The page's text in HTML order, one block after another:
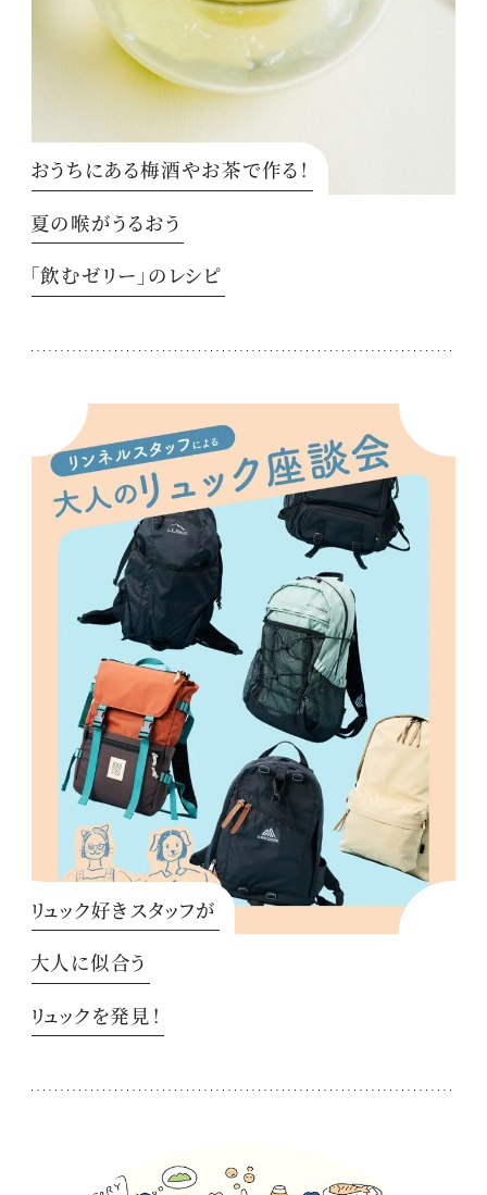
おうちにある梅酒やお茶で作る！
夏の喉がうるおう
「飲むゼリー」のレシピ
リュック好きスタッフが
大人に似合う
リュックを発見！